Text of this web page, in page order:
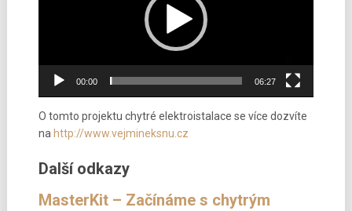
00:00 06:27
O tomto projektu chytré elektroistalace se více dozvíte
na http://www.vejmineksnu.cz
Další odkazy
MasterKit – Začínáme s chytrým